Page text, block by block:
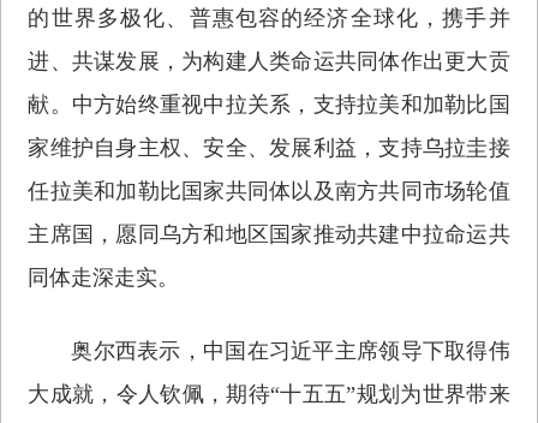
的世界多极化、普惠包容的经济全球化，携手并
进、共谋发展，为构建人类命运共同体作出更大贡
献。中方始终重视中拉关系，支持拉美和加勒比国
家维护自身主权、安全、发展利益，支持乌拉圭接
任拉美和加勒比国家共同体以及南方共同市场轮值
主席国，愿同乌方和地区国家推动共建中拉命运共
同体走深走实。
奥尔西表示，中国在习近平主席领导下取得伟
大成就，令人钦佩，期待“十五五”规划为世界带来